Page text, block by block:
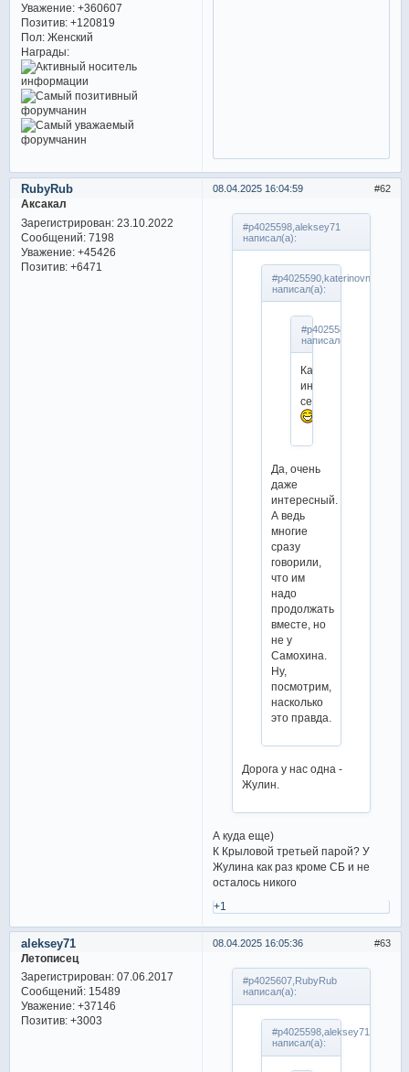
Уважение: +360607
Позитив: +120819
Пол:Женский
Награды:
62
08.04.2025 16:04:59
RubyRub
Аксакал
Зарегистрирован: 23.10.2022
Сообщений:7198
Уважение: +45426
Позитив: +6471
#p4025598,aleksey71
написал(а):
#p4025590,katerinovna
написал(а):
#p4025587,Сакура
написал(а):
Какой
интересный
сериал
Да, очень
даже
интересный.
А ведь
многие
сразу
говорили,
что им
надо
продолжать
вместе, но
не у
Самохина.
Ну,
посмотрим,
насколько
это правда.
Дорога у нас одна -
Жулин.
А куда еще)
К Крыловой третьей парой? У
Жулина как раз кроме СБ и не
осталось никого
+1
63
08.04.2025 16:05:36
aleksey71
Летописец
Зарегистрирован: 07.06.2017
Сообщений:15489
Уважение: +37146
Позитив: +3003
#p4025607,RubyRub
написал(а):
#p4025598,aleksey71
написал(а):